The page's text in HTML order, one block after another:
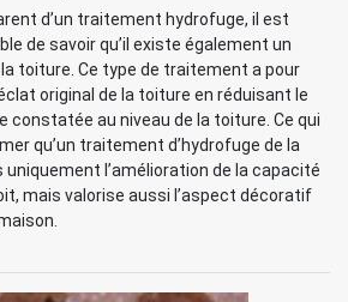
d’un traitement hydrofuge, il est
de savoir qu’il existe également un
toiture. Ce type de traitement a pour
original de la toiture en réduisant le
constatée au niveau de la toiture. Ce qui
qu’un traitement d’hydrofuge de la
l’amélioration de la capacité
mais valorise aussi l’aspect décoratif